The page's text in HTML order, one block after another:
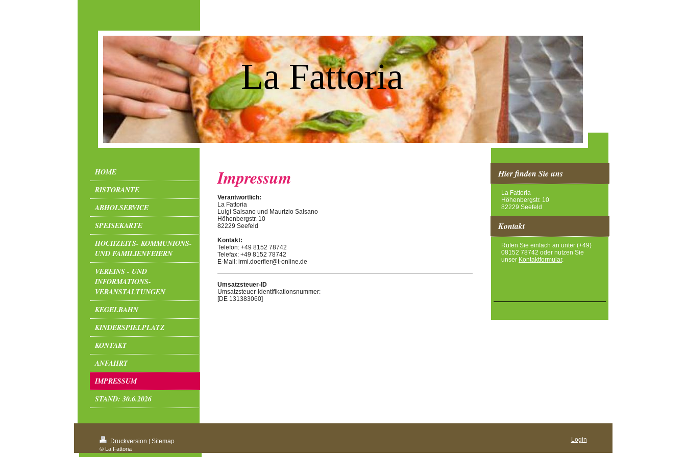
La Fattoria
HOME
RISTORANTE
ABHOLSERVICE
SPEISEKARTE
HOCHZEITS- KOMMUNIONS-
UND FAMILIENFEIERN
VEREINS - UND
INFORMATIONS-
VERANSTALTUNGEN
KEGELBAHN
KINDERSPIELPLATZ
KONTAKT
ANFAHRT
IMPRESSUM
STAND: 30.6.2026
Impressum
Verantwortlich:
La Fattoria
Luigi Salsano und Maurizio Salsano
Höhenbergstr. 10
82229 Seefeld
Kontakt:
Telefon: +49 8152 78742
Telefax: +49 8152 78742
E-Mail: irmi.doerfler@t-online.de
Umsatzsteuer-ID
Umsatzsteuer-Identifikationsnummer:
[DE 131383060]
Hier finden Sie uns
La Fattoria
Höhenbergstr. 10
82229 Seefeld
Kontakt
Rufen Sie einfach an unter (+49)
08152 78742 oder nutzen Sie
unser Kontaktformular.
Druckversion | Sitemap
© La Fattoria
Login